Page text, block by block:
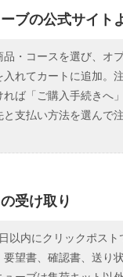
ブの公式サイト
品・コースを選び、オ
入れてカートに追加。
れば「ご購入手続きへ
と支払い方法を選んで
受け取り
以内にクリックポスト
要望書、確認書、送り